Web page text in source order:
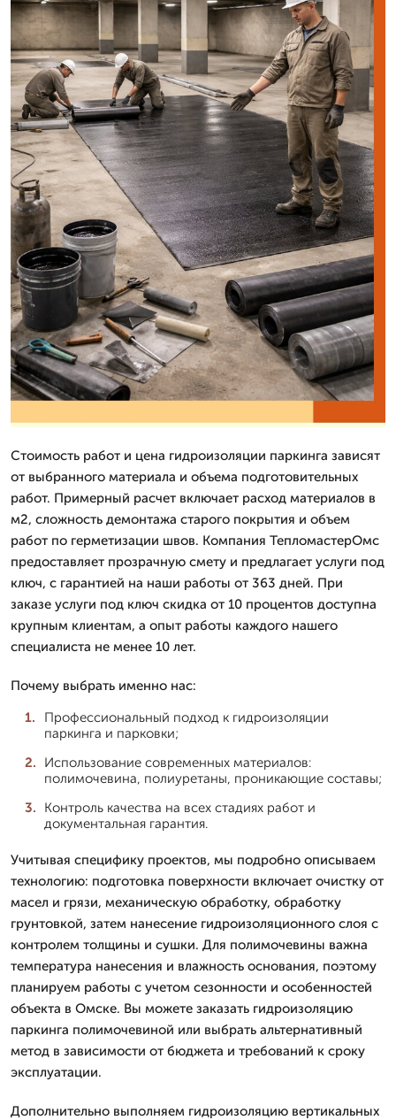
Стоимость работ и цена гидроизоляции паркинга зависят
от выбранного материала и объема подготовительных
работ. Примерный расчет включает расход материалов в
м2, сложность демонтажа старого покрытия и объем
работ по герметизации швов. Компания ТепломастерОмс
предоставляет прозрачную смету и предлагает услуги под
ключ, с гарантией на наши работы от 363 дней. При
заказе услуги под ключ скидка от 10 процентов доступна
крупным клиентам, а опыт работы каждого нашего
специалиста не менее 10 лет.
Почему выбрать именно нас:
Профессиональный подход к гидроизоляции
паркинга и парковки;
Использование современных материалов:
полимочевина, полиуретаны, проникающие составы;
Контроль качества на всех стадиях работ и
документальная гарантия.
Учитывая специфику проектов, мы подробно описываем
технологию: подготовка поверхности включает очистку от
масел и грязи, механическую обработку, обработку
грунтовкой, затем нанесение гидроизоляционного слоя с
контролем толщины и сушки. Для полимочевины важна
температура нанесения и влажность основания, поэтому
планируем работы с учетом сезонности и особенностей
объекта в Омске. Вы можете заказать гидроизоляцию
паркинга полимочевиной или выбрать альтернативный
метод в зависимости от бюджета и требований к сроку
эксплуатации.
Дополнительно выполняем гидроизоляцию вертикальных